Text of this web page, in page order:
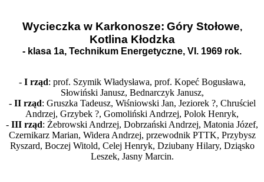
Wycieczka w Karkonosze: Góry Stołowe,
Kotlina Kłodzka
- klasa 1a, Technikum Energetyczne, VI. 1969 rok.
- I rząd: prof. Szymik Władysława, prof. Kopeć Bogusława,
Słowiński Janusz, Bednarczyk Janusz,
- II rząd: Gruszka Tadeusz, Wiśniowski Jan, Jeziorek ?, Chruściel
Andrzej, Grzybek ?, Gomoliński Andrzej, Polok Henryk,
- III rząd: Żebrowski Andrzej, Dobrzański Andrzej, Matonia Józef,
Czernikarz Marian, Widera Andrzej, przewodnik PTTK, Przybysz
Ryszard, Boczej Witold, Celej Henryk, Dziubany Hilary, Dziąsko
Leszek, Jasny Marcin.